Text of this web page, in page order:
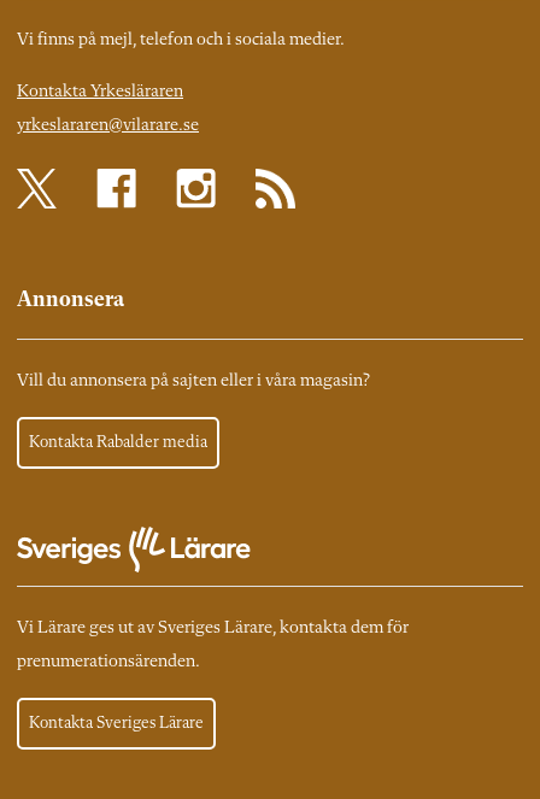
Vi finns på mejl, telefon och i sociala medier.
Kontakta Yrkesläraren
yrkeslararen@vilarare.se
Annonsera
Vill du annonsera på sajten eller i våra magasin?
Kontakta Rabalder media
Vi Lärare ges ut av Sveriges Lärare, kontakta dem för
prenumerationsärenden.
Kontakta Sveriges Lärare